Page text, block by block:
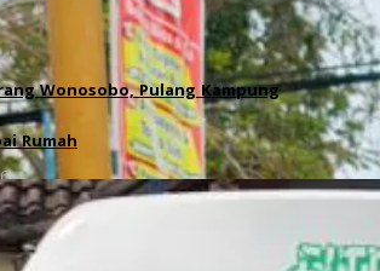
Wonosobo, Pulang Kampung
Rumah